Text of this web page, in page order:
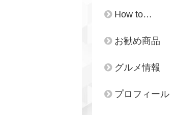
How to…
お勧め商品
グルメ情報
プロフィール